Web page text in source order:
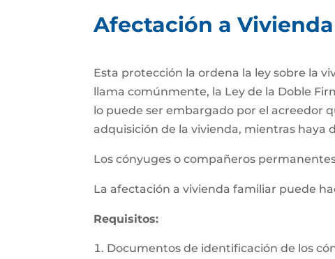
Afectación a
Esta protección la ordena la ley sobre la
llama comúnmente, la Ley de la Doble
lo puede ser embargado por el acreedor
adquisición de la vivienda, mientras haya
Los cónyuges o compañeros
La afectación a vivienda familiar puede
Requisitos:
Documentos de identificación de los